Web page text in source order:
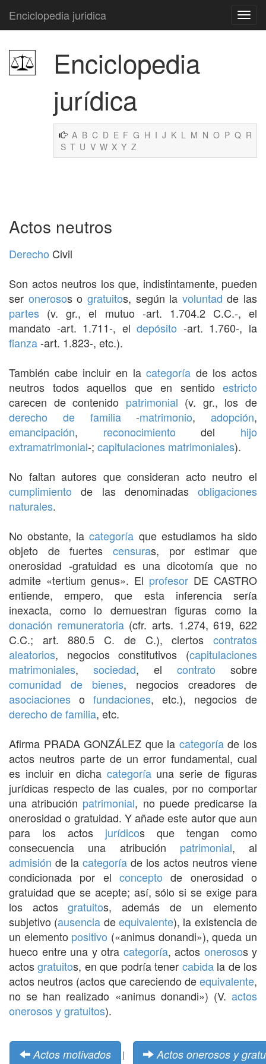
Enciclopedia juridica
Enciclopedia
jurídica
A B C D E F G H I J K L M N O P Q R
S T U V W X Y Z
Actos neutros
Derecho Civil
Son actos neutros los que, indistintamente, pueden
ser onerosos o gratuitos, según la voluntad de las
partes (v. gr., el mutuo -art. 1.704.2 C.C.-, el
mandato -art. 1.711-, eldepósito -art. 1.760-, la
fianza-art. 1.823-, etc.).
También cabe incluir en lacategoría de los actos
neutros todos aquellos que en sentido estricto
carecen de contenido patrimonial (v. gr., los de
derecho de familia-matrimonio, adopción,
emancipación, reconocimiento del hijo
extramatrimonial-; capitulaciones matrimoniales).
No faltan autores que consideran acto neutro el
cumplimiento de las denominadas obligaciones
naturales.
No obstante, lacategoría que estudiamos ha sido
objeto de fuertes censuras, por estimar que
onerosidad -gratuidad es una dicotomía que no
admite «tertium genus». El profesor DE CASTRO
entiende, empero, que esta inferencia sería
inexacta, como lo demuestran figuras como la
donación remuneratoria(cfr. arts. 1.274, 619, 622
C.C.; art. 880.5 C. de C.), ciertos contratos
aleatorios, negocios constitutivos (capitulaciones
matrimoniales, sociedad, el contrato sobre
comunidad de bienes, negocios creadores de
asociaciones o fundaciones, etc.), negocios de
derecho de familia, etc.
Afirma PRADA GONZÁLEZ que la categoríade los
actos neutros parte de un error fundamental, cual
es incluir en dicha categoríauna serie de figuras
jurídicas respecto de las cuales, por no comportar
una atribución patrimonial, no puede predicarse la
onerosidad o gratuidad. Y añade este autor que aun
para los actos jurídicos que tengan como
consecuencia una atribución patrimonial, al
admisión de la categoría de los actos neutros viene
condicionada por el concepto de onerosidad o
gratuidad que se acepte; así, sólo si se exige para
los actosgratuitos, además de un elemento
subjetivo (ausencia deequivalente), la existencia de
un elemento positivo («animus donandi»), queda un
hueco entre una y otra categoría, actos onerosos y
actosgratuitos, en que podría tener cabidala de los
actos neutros (actos que careciendo deequivalente,
no se han realizado «animus donandi») (V. actos
onerosos y gratuitos).
Actos motivados | Actos onerosos y